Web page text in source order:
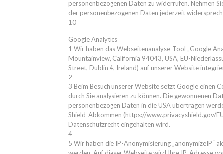
personenbezogenen Daten zu widerrufen. Nehmen
der personenbezogenen Daten jederzeit
10
Google Analytics
1 Wir haben das Webseitenanalyse-Tool „Google
Mountainview, California 94043, USA, EU-
Street, Dublin 4, Ireland) auf unserer Website
2
3 Beim Besuch unserer Website setzt Google einen
durch Sie analysieren zu können. Die gewonnenen
personenbezogen Daten in die USA übertragen
Shield-Abkommen (https://www.privacyshield.gov/
Datenschutzrecht eingehalten wird.
4
5 Wir haben die IP-Anonymisierung